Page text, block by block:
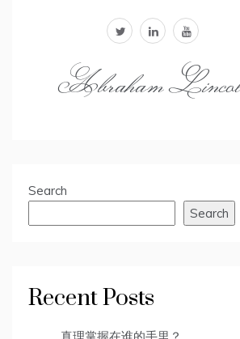
twitterlinkedinyoutube
Abraham
Search
Search
Recent Posts
真理掌握在谁的手里？